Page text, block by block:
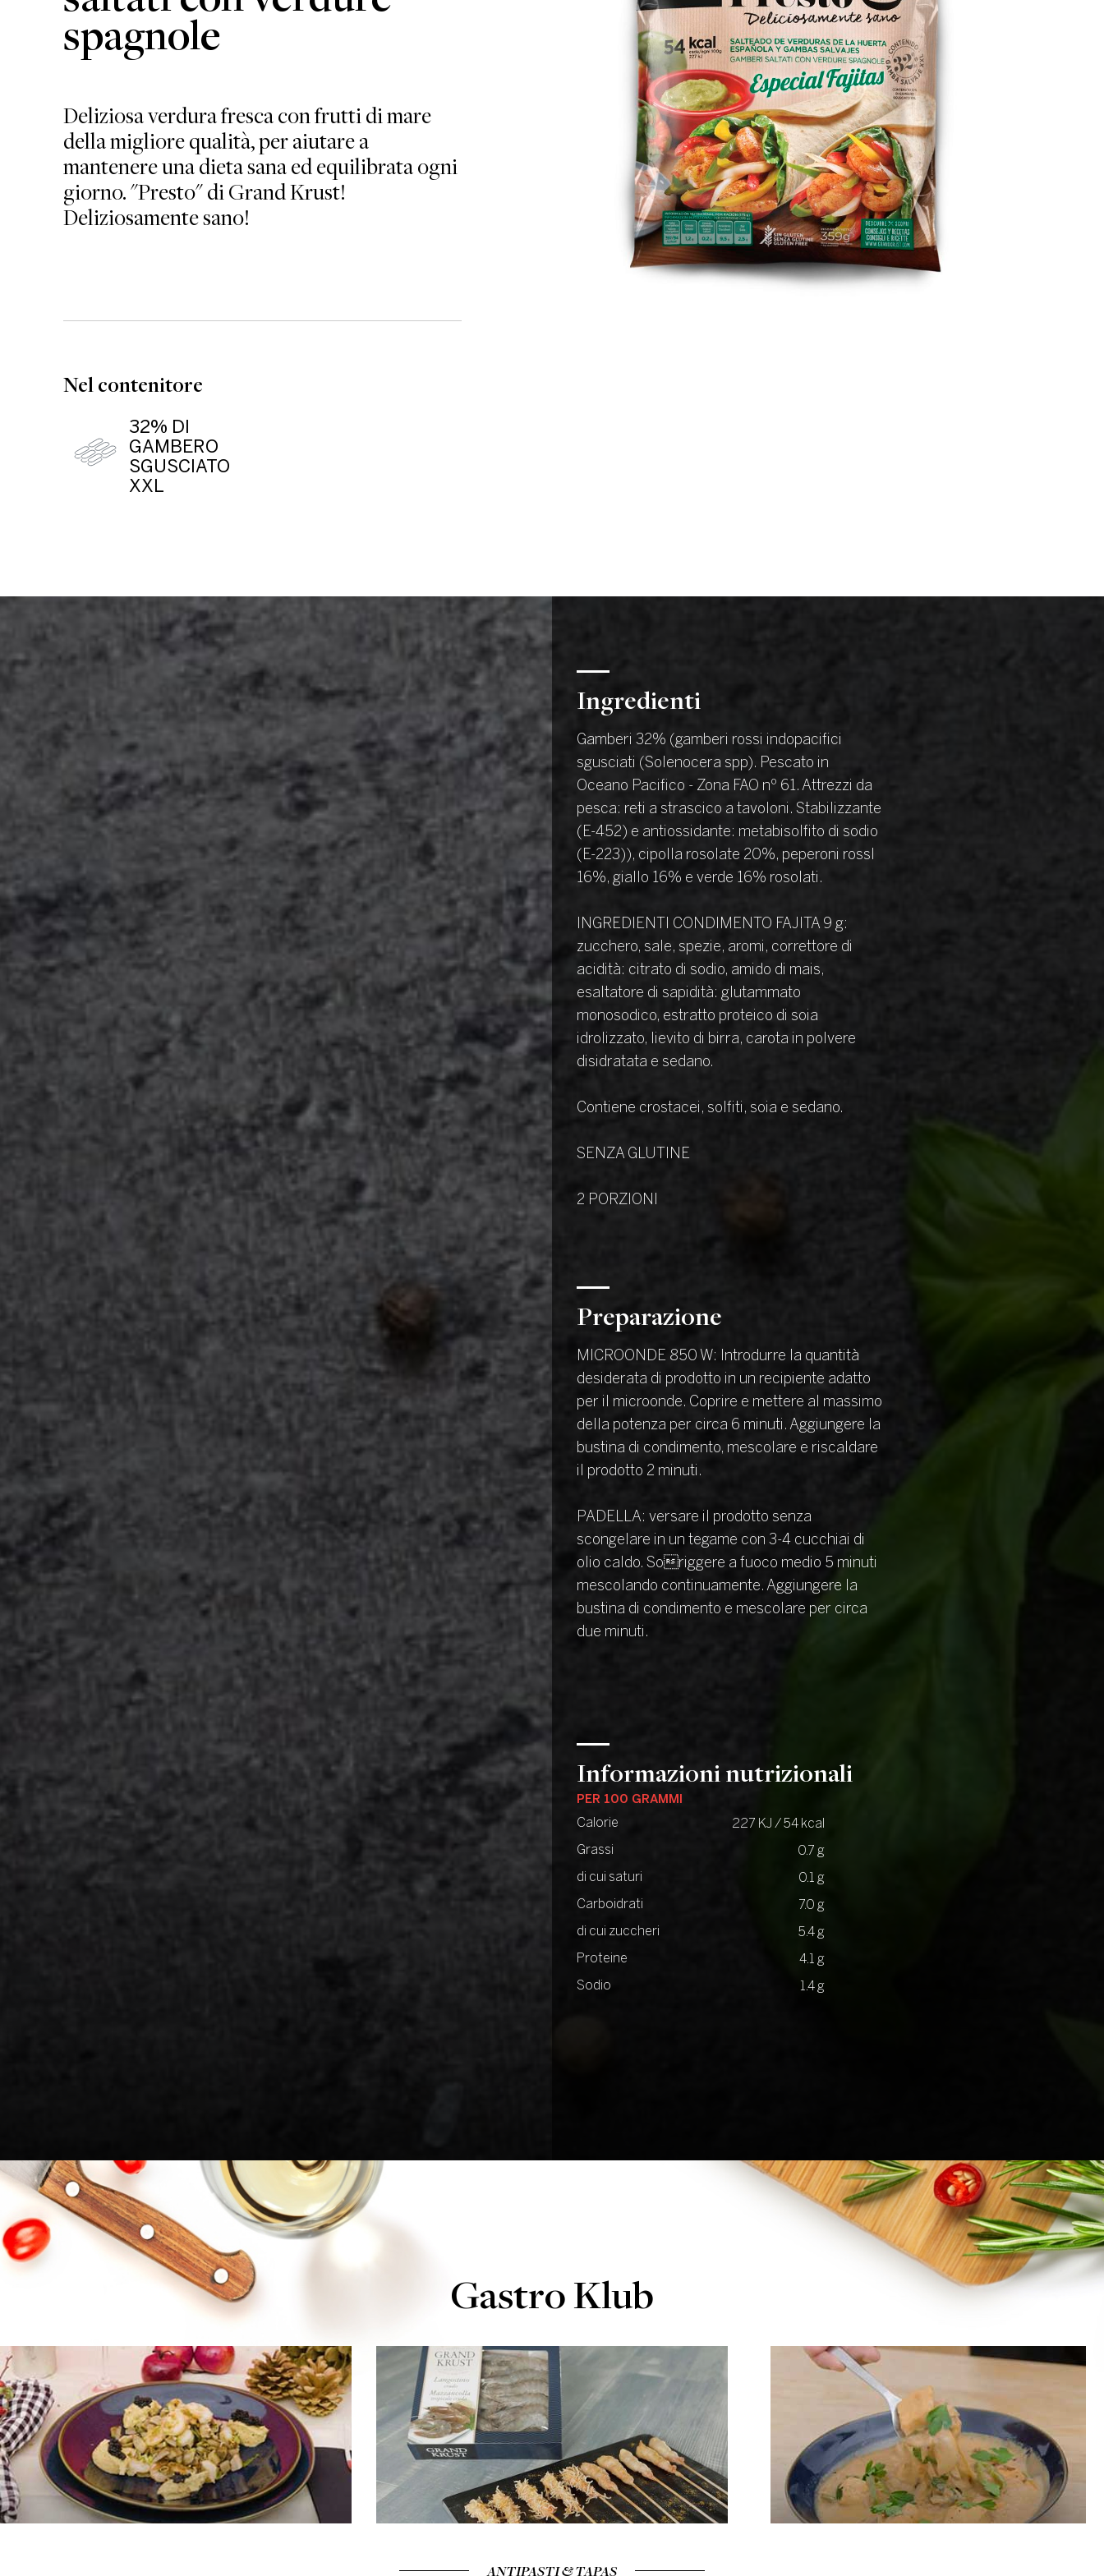
spagnole
Deliziosa verdura fresca con frutti di mare
della migliore qualità, per aiutare a
mantenere una dieta sana ed equilibrata ogni
giorno. "Presto" di Grand Krust!
Deliziosamente sano!
Nel contenitore
32% DI
GAMBERO
SGUSCIATO
XXL
Ingredienti
Gamberi 32% (gamberi rossi indopacifici
sgusciati (Solenocera spp). Pescato in
Oceano Pacifico - Zona FAO nº 61. Attrezzi da
pesca: reti a strascico a tavoloni. Stabilizzante
(E-452) e antiossidante: metabisolfito di sodio
(E-223)), cipolla rosolate 20%, peperoni rossI
16%, giallo 16% e verde 16% rosolati.
INGREDIENTI CONDIMENTO FAJITA 9 g:
zucchero, sale, spezie, aromi, correttore di
acidità: citrato di sodio, amido di mais,
esaltatore di sapidità: glutammato
monosodico, estratto proteico di soia
idrolizzato, lievito di birra, carota in polvere
disidratata e sedano.
Contiene crostacei, solfiti, soia e sedano.
SENZA GLUTINE
2 PORZIONI
Preparazione
MICROONDE 850 W: Introdurre la quantità
desiderata di prodotto in un recipiente adatto
per il microonde. Coprire e mettere al massimo
della potenza per circa 6 minuti. Aggiungere la
bustina di condimento, mescolare e riscaldare
il prodotto 2 minuti.
PADELLA: versare il prodotto senza
scongelare in un tegame con 3-4 cucchiai di
olio caldo. Soriggere a fuoco medio 5 minuti
mescolando continuamente. Aggiungere la
bustina di condimento e mescolare per circa
due minuti.
Informazioni nutrizionali
PER 100 GRAMMI
Calorie 227 KJ / 54 kcal
Grassi 0.7 g
di cui saturi 0.1 g
Carboidrati 7.0 g
di cui zuccheri 5.4 g
Proteine 4.1 g
Sodio 1.4 g
Gastro Klub
ANTIPASTI & TAPAS